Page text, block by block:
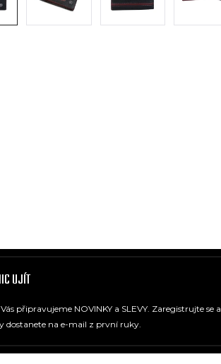
UJÍT
připravujeme NOVINKY a SLEVY. Zaregistrujte se a
dostanete na e-mail z první ruky.